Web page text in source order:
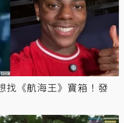
找《航海王》寶箱！發